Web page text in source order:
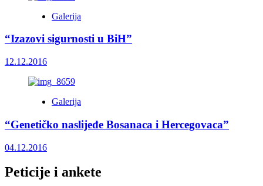
Galerija
“Izazovi sigurnosti u BiH”
12.12.2016
Galerija
“Genetičko naslijeđe Bosanaca i Hercegovaca”
04.12.2016
Peticije i ankete